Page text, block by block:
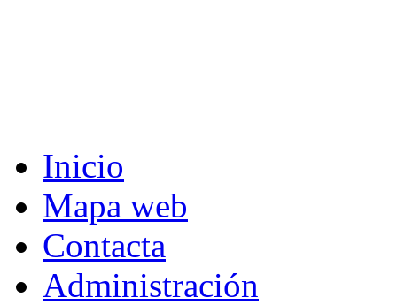
Inicio
Mapa web
Contacta
Administración